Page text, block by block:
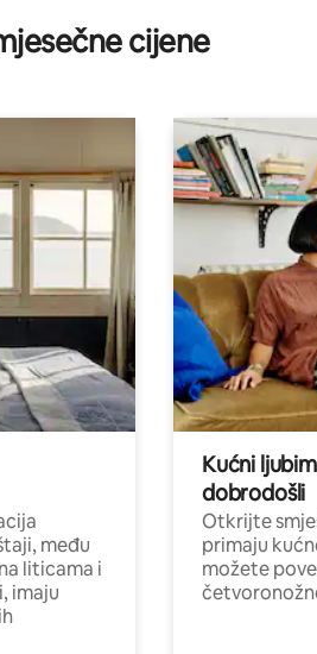
cijene
među
liticama i
imaju
Kućni
dobrodošli
Otkrijte
primaju
možete